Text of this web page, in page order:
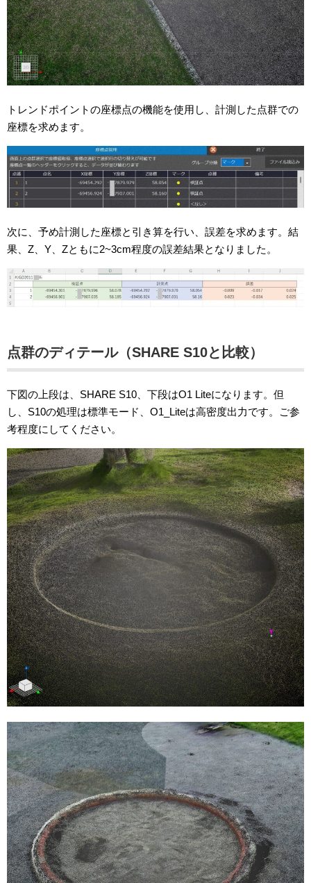
トレンドポイントの座標点の機能を使用し、計測した点群での
座標を求めます。
次に、予め計測した座標と引き算を行い、誤差を求めます。結
果、Z、Y、Zともに2~3cm程度の誤差結果となりました。
点群のディテール（SHARE S10と比較）
下図の上段は、SHARE S10、下段はO1 Liteになります。但
し、S10の処理は標準モード、O1_Liteは高密度出力です。ご参
考程度にしてください。